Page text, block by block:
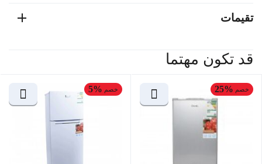
تقيمات
قد تكون مهتما
خصم 25% خصم 5%